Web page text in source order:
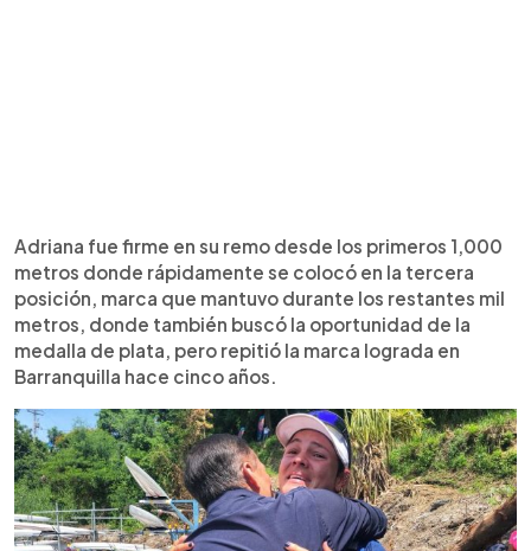
Adriana fue firme en su remo desde los primeros 1,000
metros donde rápidamente se colocó en la tercera
posición, marca que mantuvo durante los restantes mil
metros, donde también buscó la oportunidad de la
medalla de plata, pero repitió la marca lograda en
Barranquilla hace cinco años.